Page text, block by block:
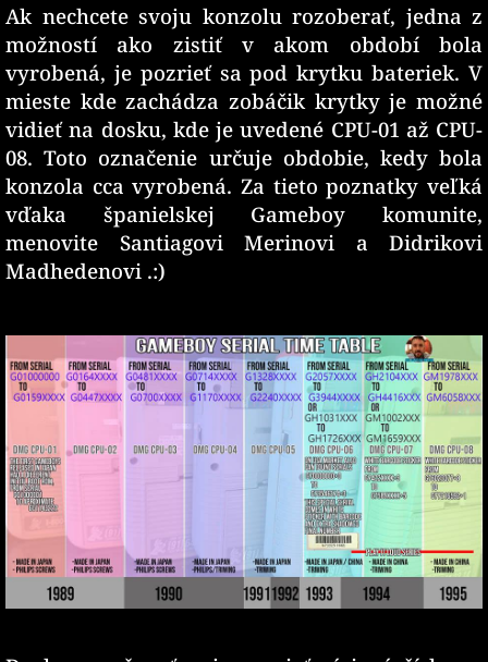
Ak nechcete svoju konzolu rozoberať, jedna z
možností ako zistiť v akom období bola
vyrobená, je pozrieť sa pod krytku bateriek. V
mieste kde zachádza zobáčik krytky je možné
vidieť na dosku, kde je uvedené CPU-01 až CPU-
08. Toto označenie určuje obdobie, kedy bola
konzola cca vyrobená. Za tieto poznatky veľká
vďaka španielskej Gameboy komunite,
menovite Santiagovi Merinovi a Didrikovi
Madhedenovi .:)